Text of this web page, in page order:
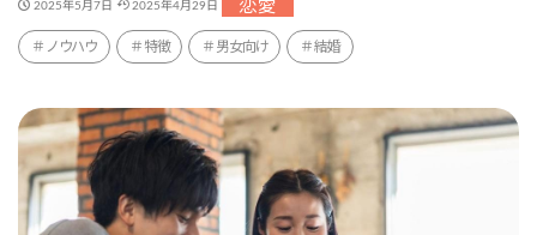
2025年5月7日 2025年4月29日 恋愛
ノウハウ 特徴 男女向け 結婚